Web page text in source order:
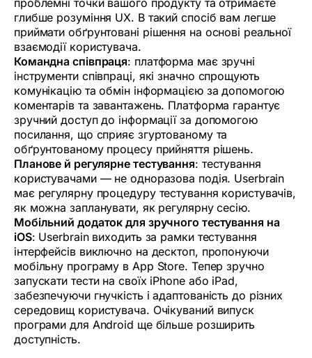
глибше розуміння UX. В такий спосіб вам легше
приймати обґрунтовані рішення на основі реальної
взаємодії користувача.
Командна співпраця: платформа має зручні
інструменти співпраці, які значно спрощують
комунікацію та обмін інформацією за допомогою
коментарів та завантажень. Платформа гарантує
зручний доступ до інформації за допомогою
посилання, що сприяє згуртованому та
обґрунтованому процесу прийняття рішень.
Планове й регулярне тестування: тестування
користувачами — не одноразова подія. Userbrain
має регулярну процедуру тестування користувачів,
як можна запланувати, як регулярну сесію.
Мобільний додаток для зручного тестування на
iOS: Userbrain виходить за рамки тестування
інтерфейсів виключно на десктоп, пропонуючи
мобільну програму в App Store. Тепер зручно
запускати тести на своїх iPhone або iPad,
забезпечуючи гнучкість і адаптованість до різних
середовищ користувача. Очікуваний випуск
програми для Android ще більше розширить
доступність.